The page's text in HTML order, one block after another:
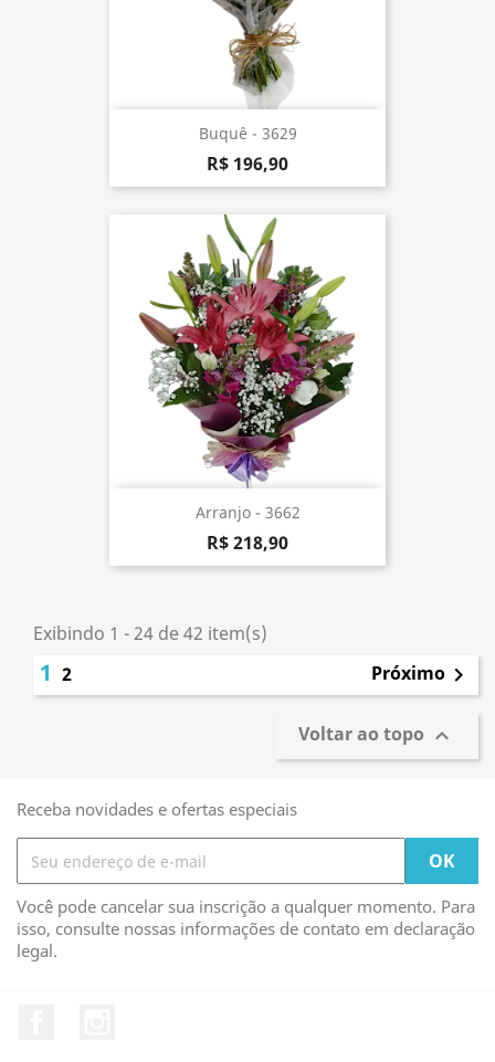
Buquê - 3629
R$ 196,90
Arranjo - 3662
R$ 218,90
Exibindo 1 - 24 de 42 item(s)
1 2 Próximo 
Voltar ao topo 
Receba novidades e ofertas especiais
Você pode cancelar sua inscrição a qualquer momento. Para
isso, consulte nossas informações de contato em declaração
legal.